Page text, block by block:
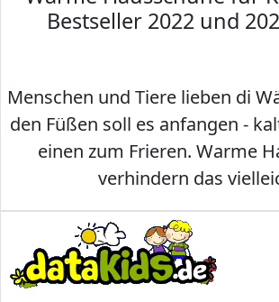
Bestseller 2022 und
Menschen und Tiere lieben di
den Füßen soll es anfangen -
einen zum Frieren. Warme
verhindern das